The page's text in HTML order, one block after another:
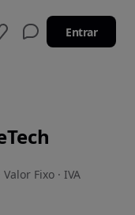
Entrar
Fixo · IVA